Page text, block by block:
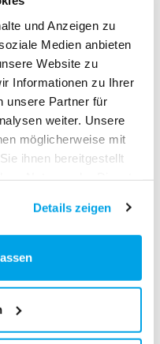
und Anzeigen zu
Medien anbieten
Website zu
Informationen zu Ihrer
unsere Partner für
weiter. Unsere
möglicherweise mit
ihnen bereitgestellt
Details zeigen
das den hohen
entspricht.
Spieleland haben
die Spielidee,
– und die bei den
Menge Spaß
der Attraktion
autark fahrenden